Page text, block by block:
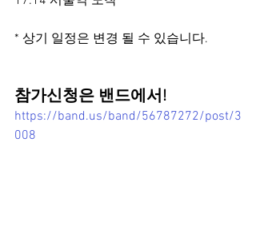
* 상기 일정은 변경 될 수 있습니다.
참가신청은 밴드에서!
https://band.us/band/56787272/post/3
008